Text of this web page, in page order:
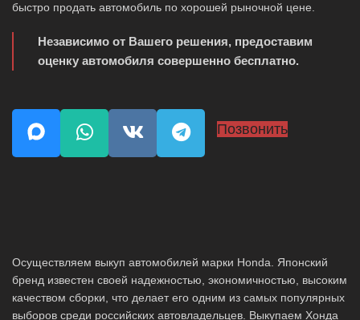
быстро продать автомобиль по хорошей рыночной цене.
Независимо от Вашего решения, предоставим
оценку автомобиля совершенно бесплатно.
Позвонить
Осуществляем выкуп автомобилей марки Honda. Японский
бренд известен своей надежностью, экономичностью, высоким
качеством сборки, что делает его одним из самых популярных
выборов среди российских автовладельцев. Выкупаем Хонда